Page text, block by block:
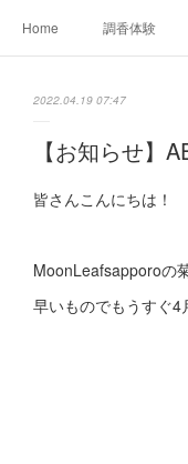
Home 調香体験
Ameblo
2022.04.19 07:47
【お知らせ】
皆さんこんにちは！
MoonLeafsapporoの
早いものでもうすぐ4